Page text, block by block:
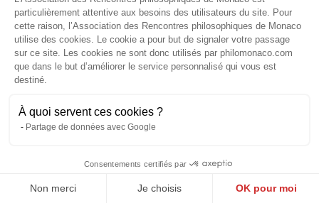
particulièrement attentive aux besoins des utilisateurs du site. Pour
cette raison, l’Association des Rencontres philosophiques de Monaco
utilise des cookies. Le cookie a pour but de signaler votre passage
sur ce site. Les cookies ne sont donc utilisés par philomonaco.com
que dans le but d’améliorer le service personnalisé qui vous est
destiné.
À quoi servent ces cookies ?
Partage de données avec Google
Consentements certifiés par
Non merci Je choisis OK pour moi
Votre adresse de messagerie est uniquement utilisée pour vous
envoyer les newsletters des Rencontres Philosophiques de Monaco.
Vous pouvez à tout moment utiliser le lien de désabonnement intégré
Souscrire
Présentation Rencontres